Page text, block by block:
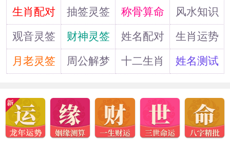
道生肖配对 抽签灵签 称骨算命
风水知识
观音灵签
财神灵签 姓名配对
生肖运势
月老灵签
周公解梦 十二生肖 姓名测试